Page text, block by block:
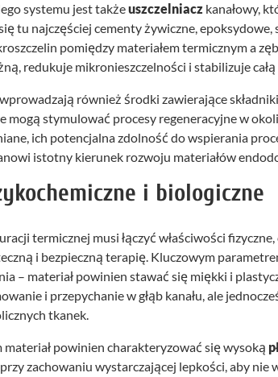
systemu jest takżeuszczelniacz kanałowy,
tu najczęściej cementy żywiczne,
pomiędzy materiałem termicznym a
redukuje mikronieszczelności i stabilizuje
również środki zawierające
mogą stymulować procesy regeneracyjne w
ich potencjalna zdolność do wspierania
istotny kierunek rozwoju materiałów
i biologiczne
termicznej musi łączyć właściwości
i bezpieczną terapię. Kluczowym
– materiał powinien stawać się miękki i
i przepychanie w głąb kanału, ale
tkanek.
powinien charakteryzować się wysoką
zachowaniu wystarczającej lepkości, aby nie